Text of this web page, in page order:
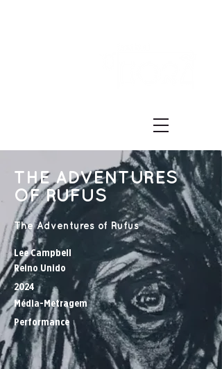
THE ADVENTURES
OF RUFUS
The Adventures of Rufus
Lee Campbell
Reino Unido
2024
Média-Metragem
Performance